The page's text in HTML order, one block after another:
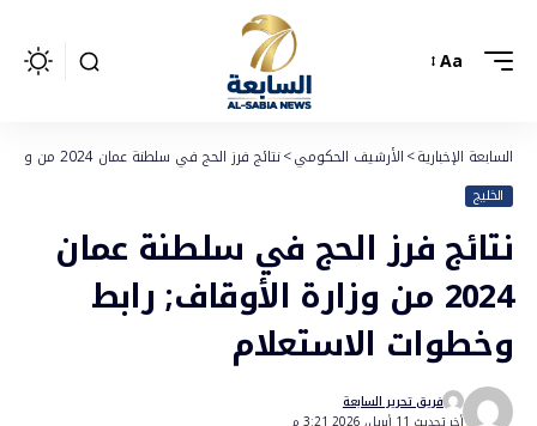
Aa
السابعة الإخبارية>الأرشيف الحكومي>نتائج فرز الحج في سلطنة عمان 2024 من وزارة الأوقاف; رابط وخطوات الاستعلام
الخليج
نتائج فرز الحج في سلطنة عمان
2024 من وزارة الأوقاف; رابط
وخطوات الاستعلام
فريق تحرير السابعة